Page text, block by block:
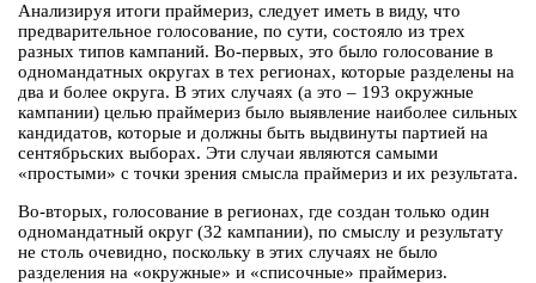
Анализируя итоги праймериз, следует иметь в виду, что
предварительное голосование, по сути, состояло из трех
разных типов кампаний. Во-первых, это было голосование в
одномандатных округах в тех регионах, которые разделены на
два и более округа. В этих случаях (а это – 193 окружные
кампании) целью праймериз было выявление наиболее сильных
кандидатов, которые и должны быть выдвинуты партией на
сентябрьских выборах. Эти случаи являются самыми
«простыми» с точки зрения смысла праймериз и их результата.
Во-вторых, голосование в регионах, где создан только один
одномандатный округ (32 кампании), по смыслу и результату
не столь очевидно, поскольку в этих случаях не было
разделения на «окружные» и «списочные» праймериз.